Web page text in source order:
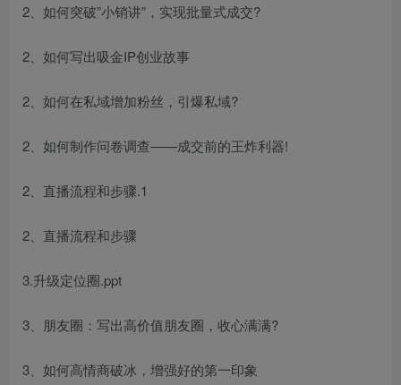
2、如何突破”小销讲”，实现批量式成交?
2、如何写出吸金IP创业故事
2、如何在私域增加粉丝，引爆私域?
2、如何制作问卷调查——成交前的王炸利器!
2、直播流程和步骤.1
2、直播流程和步骤
3.升级定位圈.ppt
3、朋友圈：写出高价值朋友圈，收心满满?
3、如何高情商破冰，增强好的第一印象